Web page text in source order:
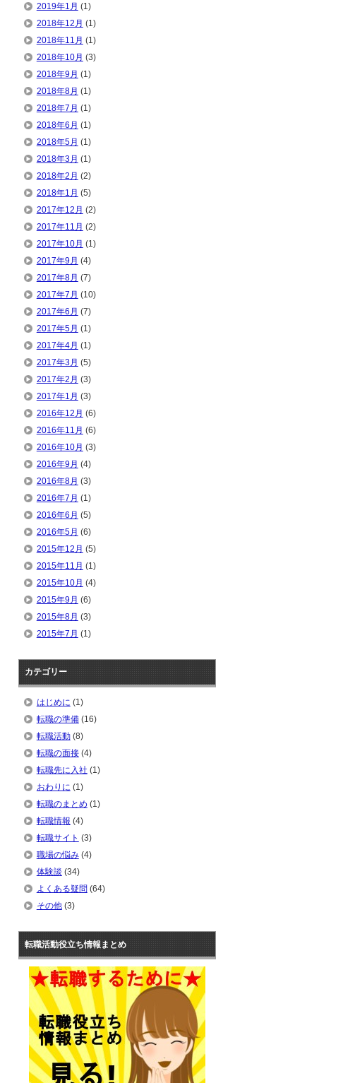
2019年1月 (1)
2018年12月 (1)
2018年11月 (1)
2018年10月 (3)
2018年9月 (1)
2018年8月 (1)
2018年7月 (1)
2018年6月 (1)
2018年5月 (1)
2018年3月 (1)
2018年2月 (2)
2018年1月 (5)
2017年12月 (2)
2017年11月 (2)
2017年10月 (1)
2017年9月 (4)
2017年8月 (7)
2017年7月 (10)
2017年6月 (7)
2017年5月 (1)
2017年4月 (1)
2017年3月 (5)
2017年2月 (3)
2017年1月 (3)
2016年12月 (6)
2016年11月 (6)
2016年10月 (3)
2016年9月 (4)
2016年8月 (3)
2016年7月 (1)
2016年6月 (5)
2016年5月 (6)
2015年12月 (5)
2015年11月 (1)
2015年10月 (4)
2015年9月 (6)
2015年8月 (3)
2015年7月 (1)
カテゴリー
はじめに (1)
転職の準備(16)
転職活動(8)
転職の面接(4)
転職先に入社 (1)
おわりに (1)
転職のまとめ (1)
転職情報 (4)
転職サイト (3)
職場の悩み(4)
体験談 (34)
よくある疑問 (64)
その他(3)
転職活動役立ち情報まとめ